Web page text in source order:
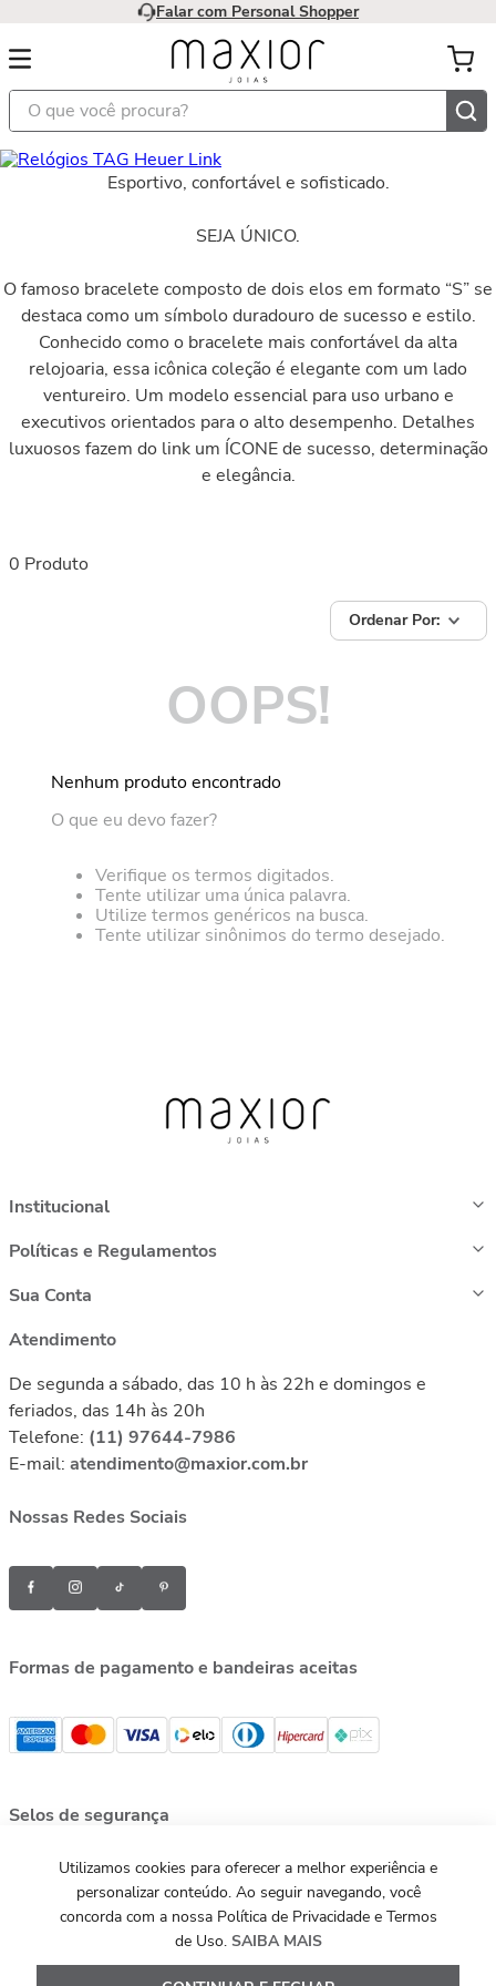
Falar com Personal Shopper
O que você procura?
Esportivo, confortável e sofisticado.
SEJA ÚNICO.
O famoso bracelete composto de dois elos em formato “S” se
destaca como um símbolo duradouro de sucesso e estilo.
Conhecido como o bracelete mais confortável da alta
relojoaria, essa icônica coleção é elegante com um lado
ventureiro. Um modelo essencial para uso urbano e
executivos orientados para o alto desempenho. Detalhes
luxuosos fazem do link um ÍCONE de sucesso, determinação
e elegância.
0 Produto
OOPS!
Nenhum produto encontrado
O que eu devo fazer?
Verifique os termos digitados.
Tente utilizar uma única palavra.
Utilize termos genéricos na busca.
Tente utilizar sinônimos do termo desejado.
Institucional
Políticas e Regulamentos
Sua Conta
Atendimento
De segunda a sábado, das 10 h às 22h e domingos e
feriados, das 14h às 20h
Telefone: (11) 97644-7986
E-mail: atendimento@maxior.com.br
Nossas Redes Sociais
Formas de pagamento e bandeiras aceitas
Selos de segurança
Utilizamos cookies para oferecer a melhor experiência e
personalizar conteúdo. Ao seguir navegando, você
concorda com a nossa Política de Privacidade e Termos
de Uso. SAIBA MAIS